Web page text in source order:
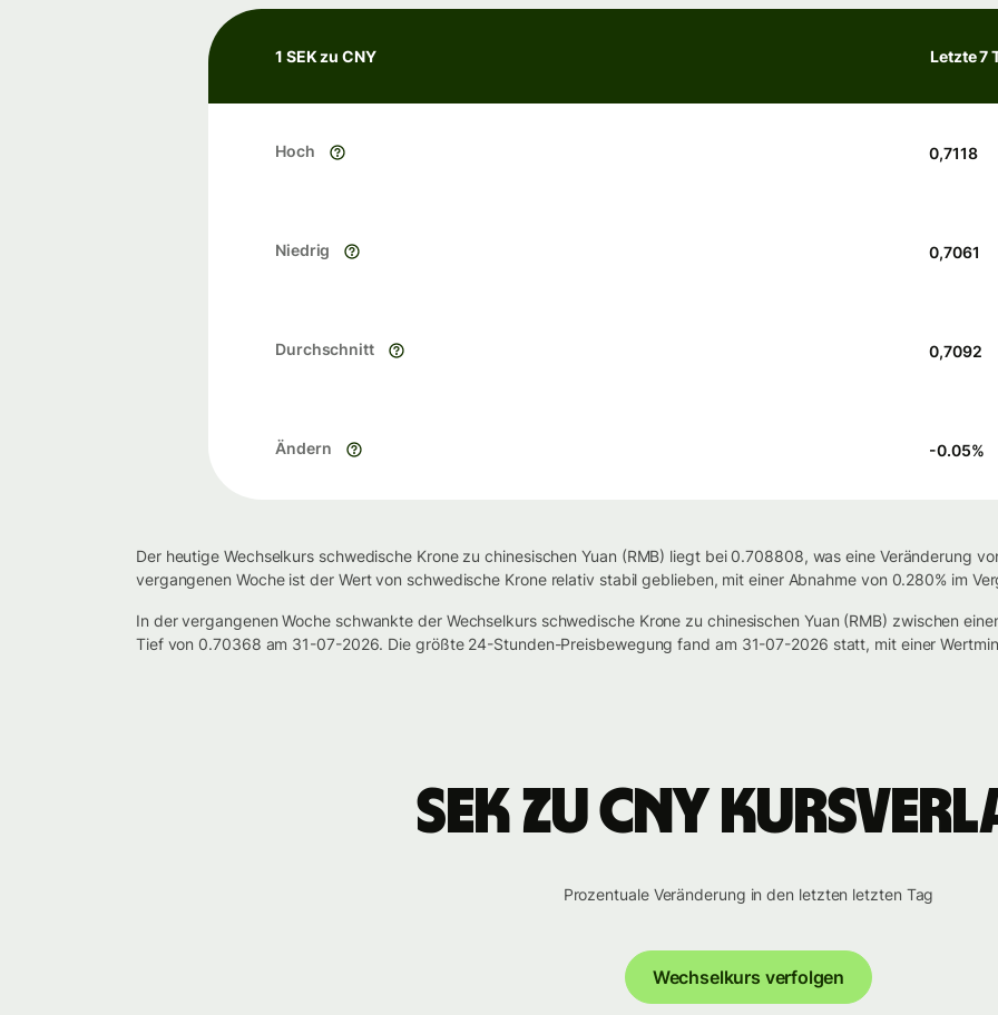
1 SEK zu CNY Letzte 7
Hoch 0,7118
Niedrig 0,7061
Durchschnitt 0,7092
Ändern -0.05%
Der heutige Wechselkurs schwedische Krone zu chinesischen Yuan (RMB) liegt bei 0.708808, was eine Veränderung
vergangenen Woche ist der Wert von schwedische Krone relativ stabil geblieben, mit einer Abnahme von 0.280% im
In der vergangenen Woche schwankte der Wechselkurs schwedische Krone zu chinesischen Yuan (RMB) zwischen
Tief von 0.70368 am 31-07-2026. Die größte 24-Stunden-Preisbewegung fand am 31-07-2026 statt, mit einer
SEK zu CNY
Prozentuale Veränderung in den letzten letzten Tag
Wechselkurs verfolgen